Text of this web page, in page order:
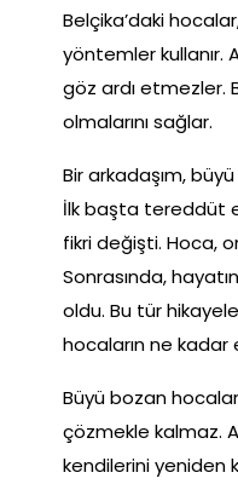
Belçika’daki
yöntemler kullanır.
göz ardı etmezler.
olmalarını sağlar.
Bir arkadaşım,
İlk başta tereddüt
fikri değişti. Hoca,
Sonrasında,
oldu. Bu tür
hocaların ne
Büyü bozan
çözmekle kalmaz.
kendilerini yeniden